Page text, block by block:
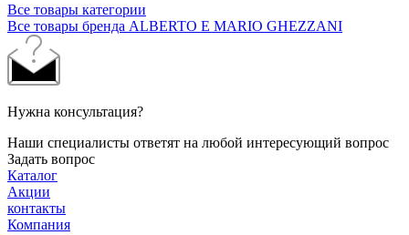
Все товары категории
Все товары бренда ALBERTO E MARIO GHEZZANI
Нужна консультация?
Наши специалисты ответят на любой интересующий вопрос
Задать вопрос
Каталог
Акции
контакты
Компания